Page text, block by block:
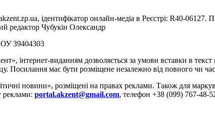
ідентифікатор онлайн-медіа в Реєстрі: R40-
редактор Чубукін Олександр
39404303
інтернет-виданням дозволяється за умови вставки в
Посилання має бути розміщене незалежно від повного чи
новини», розміщені на правах реклами. Також для
реклами: portal.akzent@gmail.com, телефон +38 (099) 767-48-